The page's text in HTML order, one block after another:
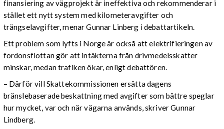
finansiering av vägprojekt är ineffektiva och rekommenderar i
stället ett nytt system med kilometeravgifter och
trängselavgifter, menar Gunnar Linberg i debattartikeln.
Ett problem som lyfts i Norge är också att elektrifieringen av
fordonsflottan gör att intäkterna från drivmedelsskatter
minskar, medan trafiken ökar, enligt debattören.
– Därför vill Skattekommissionen ersätta dagens
bränslebaserade beskattning med avgifter som bättre speglar
hur mycket, var och när vägarna används, skriver Gunnar
Lindberg.